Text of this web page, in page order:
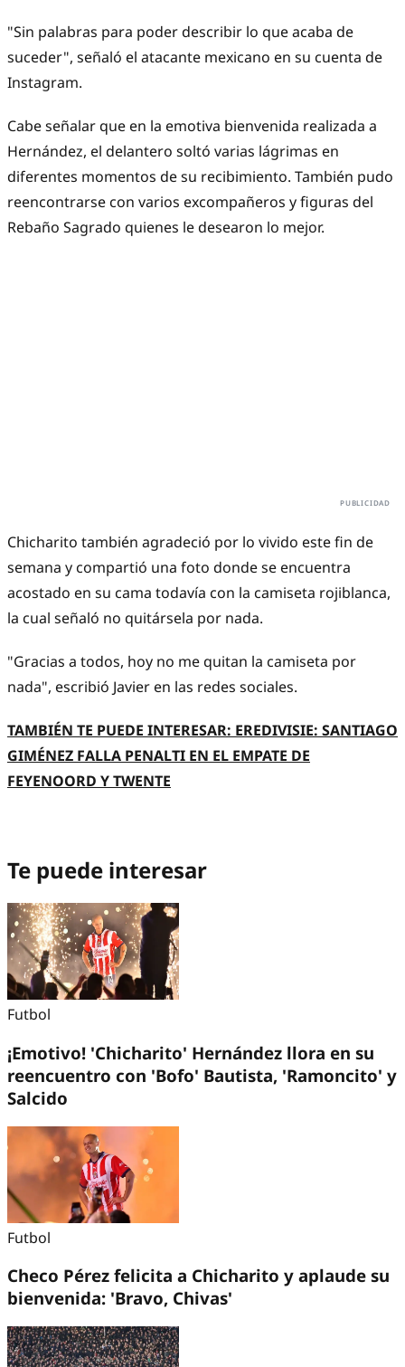
"Sin palabras para poder describir lo que acaba de
suceder", señaló el atacante mexicano en su cuenta de
Instagram.
Cabe señalar que en la emotiva bienvenida realizada a
Hernández, el delantero soltó varias lágrimas en
diferentes momentos de su recibimiento. También pudo
reencontrarse con varios excompañeros y figuras del
Rebaño Sagrado quienes le desearon lo mejor.
Chicharito también agradeció por lo vivido este fin de
semana y compartió una foto donde se encuentra
acostado en su cama todavía con la camiseta rojiblanca,
la cual señaló no quitársela por nada.
"Gracias a todos, hoy no me quitan la camiseta por
nada", escribió Javier en las redes sociales.
TAMBIÉN TE PUEDE INTERESAR: EREDIVISIE: SANTIAGO
GIMÉNEZ FALLA PENALTI EN EL EMPATE DE
FEYENOORD Y TWENTE
Te puede interesar
Futbol
¡Emotivo! 'Chicharito' Hernández llora en su
reencuentro con 'Bofo' Bautista, 'Ramoncito' y
Salcido
Futbol
Checo Pérez felicita a Chicharito y aplaude su
bienvenida: 'Bravo, Chivas'